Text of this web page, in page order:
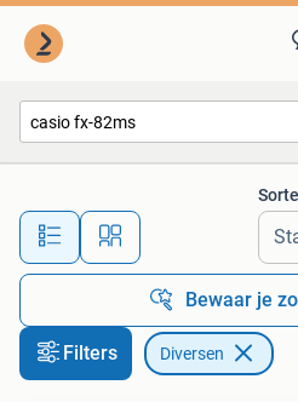
Alle
Bewaar je
Filters Diversen